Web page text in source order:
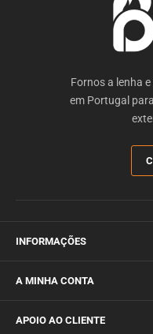
Fornos a lenha
em Portugal
INFORMAÇÕES
A MINHA CONTA
APOIO AO CLIENTE